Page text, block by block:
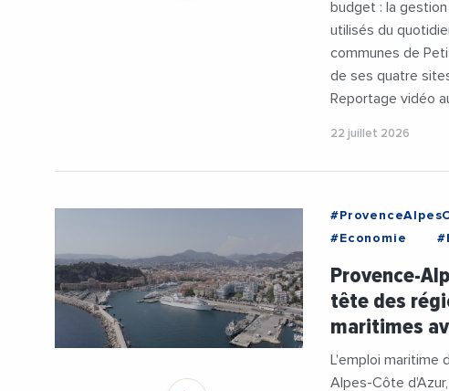
budget : la
utilisés du
communes de
de ses quatre
Reportage vidéo
22 juillet 2026
#Economie
#Videos
Provence-
tête des
maritimes
L'emploi maritime
Alpes-Côte